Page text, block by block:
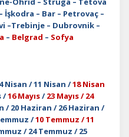
İşkodra – Bar – Petrovaç –
–Trebinje – Dubrovnik –
– Belgrad – Sofya
Nisan / 11 Nisan /18 Nisan
/16 Mayıs/23 Mayıs / 24
/ 20 Haziran / 26 Haziran /
/10 Temmuz / 11
/ 24 Temmuz / 25